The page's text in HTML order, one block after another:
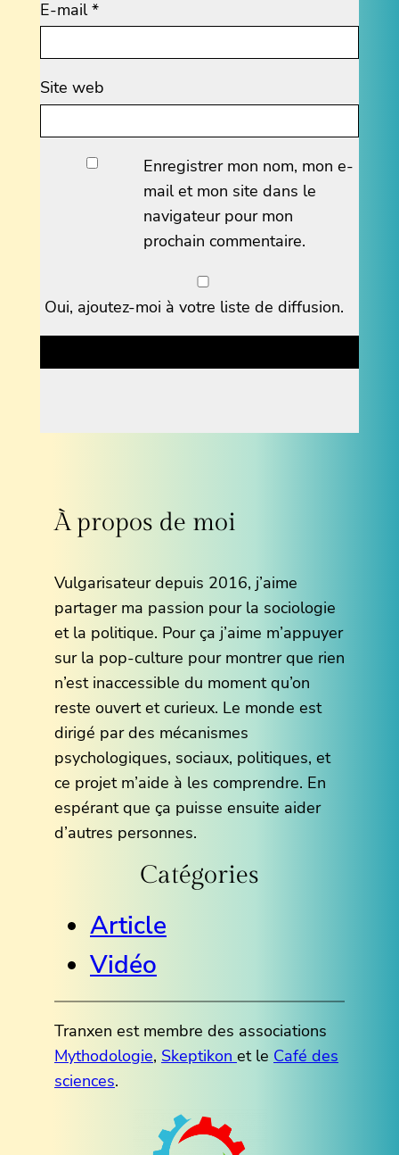
E-mail*
Site web
Enregistrer mon nom, mon e-
mail et mon site dans le
navigateur pour mon
prochain commentaire.
Oui, ajoutez-moi à votre liste de diffusion.
À propos de moi
Vulgarisateur depuis 2016, j’aime
partager ma passion pour la sociologie
et la politique. Pour ça j’aime m’appuyer
sur la pop-culture pour montrer que rien
n’est inaccessible du moment qu’on
reste ouvert et curieux. Le monde est
dirigé par des mécanismes
psychologiques, sociaux, politiques, et
ce projet m’aide à les comprendre. En
espérant que ça puisse ensuite aider
d’autres personnes.
Catégories
Article
Vidéo
Tranxen est membre des associations
Mythodologie, Skeptikon et le Café des
sciences.